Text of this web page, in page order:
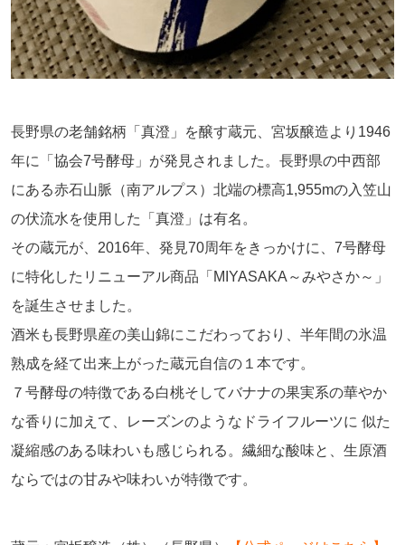
長野県の老舗銘柄「真澄」を醸す蔵元、宮坂醸造より1946
年に「協会7号酵母」が発見されました。長野県の中西部
にある赤石山脈（南アルプス）北端の標高1,955mの入笠山
の伏流水を使用した「真澄」は有名。
その蔵元が、2016年、発見70周年をきっかけに、7号酵母
に特化したリニューアル商品「MIYASAKA～みやさか～」
を誕生させました。
酒米も長野県産の美山錦にこだわっており、半年間の氷温
熟成を経て出来上がった蔵元自信の１本です。
７号酵母の特徴である白桃そしてバナナの果実系の華やか
な香りに加えて、レーズンのようなドライフルーツに 似た
凝縮感のある味わいも感じられる。繊細な酸味と、生原酒
ならではの甘みや味わいが特徴です。